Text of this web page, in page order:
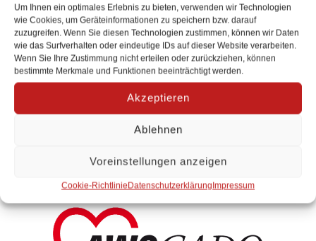
Um Ihnen ein optimales Erlebnis zu bieten, verwenden wir Technologien
wie Cookies, um Geräteinformationen zu speichern bzw. darauf
zuzugreifen. Wenn Sie diesen Technologien zustimmen, können wir Daten
wie das Surfverhalten oder eindeutige IDs auf dieser Website verarbeiten.
Wenn Sie Ihre Zustimmung nicht erteilen oder zurückziehen, können
bestimmte Merkmale und Funktionen beeinträchtigt werden.
Akzeptieren
Ablehnen
Voreinstellungen anzeigen
Cookie-RichtlinieDatenschutzerklärungImpressum
Vertretungskräfte, Assistenzkräfte uvm.
Zu den Stellenangeboten